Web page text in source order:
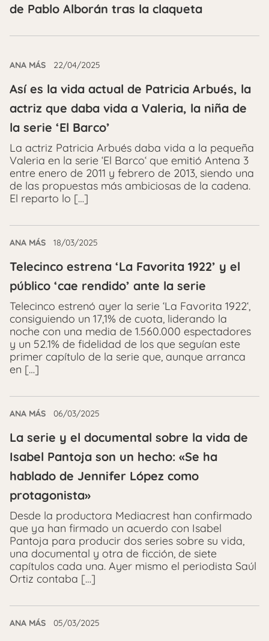
de Pablo Alborán tras la claqueta
ANA MÁS 22/04/2025
Así es la vida actual de Patricia Arbués, la
actriz que daba vida a Valeria, la niña de
la serie ‘El Barco’
La actriz Patricia Arbués daba vida a la pequeña
Valeria en la serie ‘El Barco‘ que emitió Antena 3
entre enero de 2011 y febrero de 2013, siendo una
de las propuestas más ambiciosas de la cadena.
El reparto lo […]
ANA MÁS 18/03/2025
Telecinco estrena ‘La Favorita 1922’ y el
público ‘cae rendido’ ante la serie
Telecinco estrenó ayer la serie ‘La Favorita 1922‘,
consiguiendo un 17,1% de cuota, liderando la
noche con una media de 1.560.000 espectadores
y un 52.1% de fidelidad de los que seguían este
primer capítulo de la serie que, aunque arranca
en […]
ANA MÁS 06/03/2025
La serie y el documental sobre la vida de
Isabel Pantoja son un hecho: «Se ha
hablado de Jennifer López como
protagonista»
Desde la productora Mediacrest han confirmado
que ya han firmado un acuerdo con Isabel
Pantoja para producir dos series sobre su vida,
una documental y otra de ficción, de siete
capítulos cada una. Ayer mismo el periodista Saúl
Ortiz contaba […]
ANA MÁS 05/03/2025